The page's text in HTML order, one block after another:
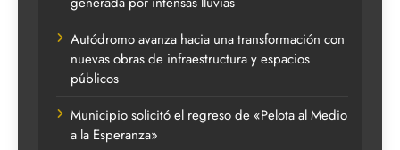
Autódromo avanza hacia una transformación con
nuevas obras de infraestructura y espacios
públicos
Municipio solicitó el regreso de «Pelota al Medio
a la Esperanza»